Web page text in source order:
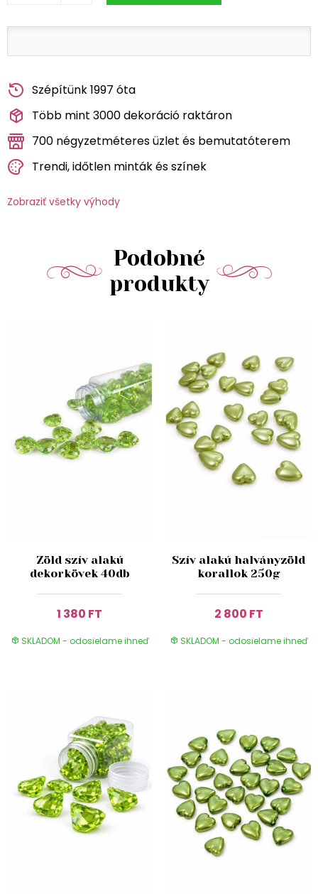
Szépítünk 1997 óta
Több mint 3000 dekoráció raktáron
700 négyzetméteres üzlet és bemutatóterem
Trendi, időtlen minták és színek
Zobraziť všetky výhody
Podobné
produkty
Zöld szív alakú
dekorkövek 40db
1 380 FT
SKLADOM - odosielame ihneď
Szív alakú halványzöld
korallok 250g
2 800 FT
SKLADOM - odosielame ihneď